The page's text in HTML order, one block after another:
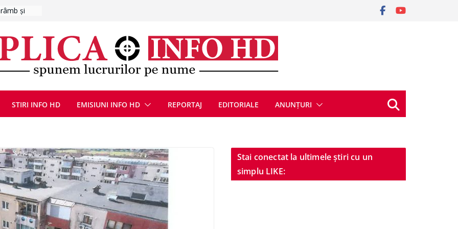
Vasile
în
2026
ÎN
STIRI INFO HD EMISIUNI INFO HD REPORTAJ EDITORIALE ANUNȚURI
Stai conectat la ultimele știri cu un
simplu LIKE: